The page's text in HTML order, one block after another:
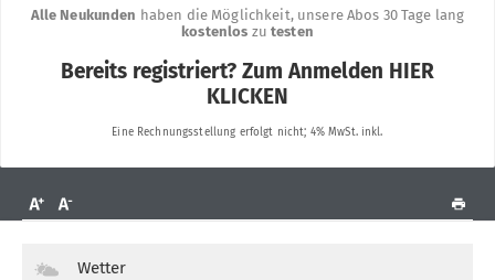
Wetter